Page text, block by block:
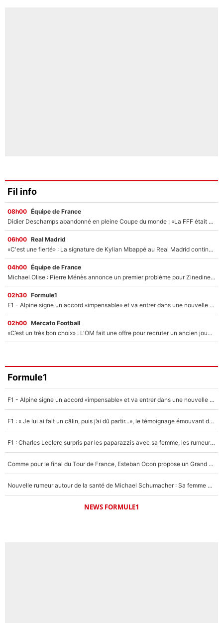
Fil info
08h00 Équipe de France
Didier Deschamps abandonné en pleine Coupe du monde : «La FFF était déjà passée à Zinedine Zidane»
06h00 Real Madrid
«C'est une fierté» : La signature de Kylian Mbappé au Real Madrid continue de régaler l'Espagne
04h00 Équipe de France
Michael Olise : Pierre Ménès annonce un premier problème pour Zinedine Zidane en équipe de France
02h30 Formule1
F1 - Alpine signe un accord «impensable» et va entrer dans une nouvelle dimension : Grande nouvelle pour Pierre Gasly !
02h00 Mercato Football
«C’est un très bon choix» : L'OM fait une offre pour recruter un ancien joueur du PSG... et c'est validé dans l'After Foot !
Formule1
F1 - Alpine signe un accord «impensable» et va entrer dans une nouvelle dimension : Grande nouvelle pour Pierre Gasly !
F1 : « Je lui ai fait un câlin, puis j’ai dû partir...», le témoignage émouvant de Max Verstappen sur sa fille
F1 : Charles Leclerc surpris par les paparazzis avec sa femme, les rumeurs étaient vraies !
Comme pour le final du Tour de France, Esteban Ocon propose un Grand Prix de Formule 1 à Paris : «Autour de l’Arc de Triomphe, ce serait génial» !
Nouvelle rumeur autour de la santé de Michael Schumacher : Sa femme Corinna sort du silence
NEWS FORMULE1